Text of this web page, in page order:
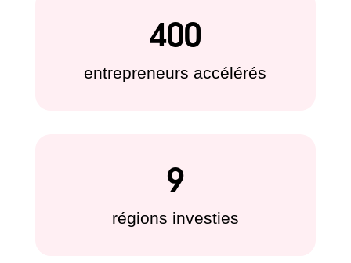
400
entrepreneurs accélérés
9
régions investies